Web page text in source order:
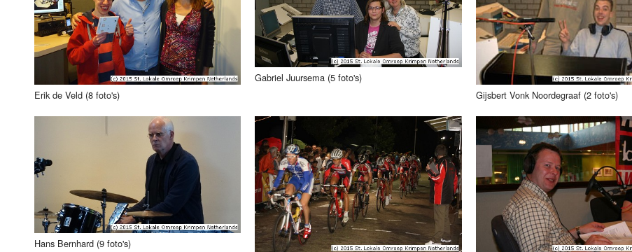
Erik de Veld (8 foto's)
Gabriel Juursema (5 foto's)
Gijsbert Vonk Noordegraaf (2 foto's)
Hans Bernhard (9 foto's)